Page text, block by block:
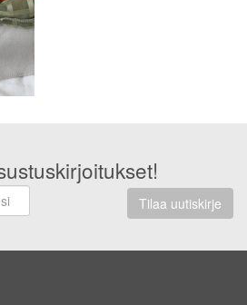
Tilaa uutiskirje